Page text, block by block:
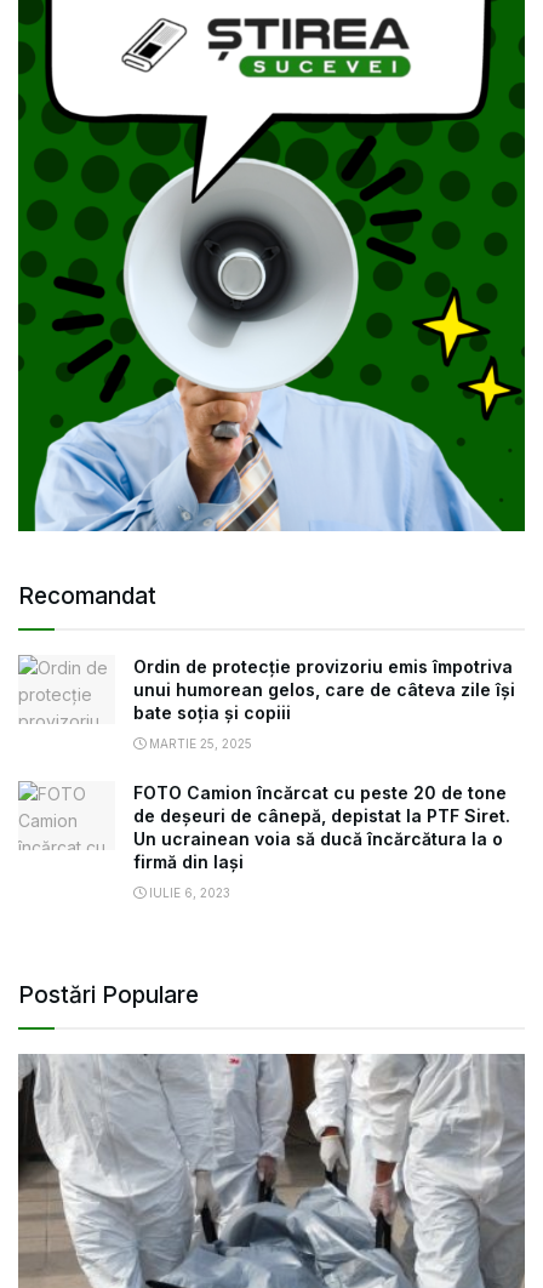
Recomandat
Ordin de protecție provizoriu emis împotriva
unui humorean gelos, care de câteva zile își
bate soția și copiii
MARTIE 25, 2025
FOTO Camion încărcat cu peste 20 de tone
de deșeuri de cânepă, depistat la PTF Siret.
Un ucrainean voia să ducă încărcătura la o
firmă din Iași
IULIE 6, 2023
Postări Populare